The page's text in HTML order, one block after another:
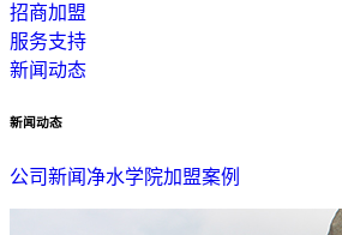
招商加盟
服务支持
新闻动态
新闻动态
公司新闻 净水学院加盟案例